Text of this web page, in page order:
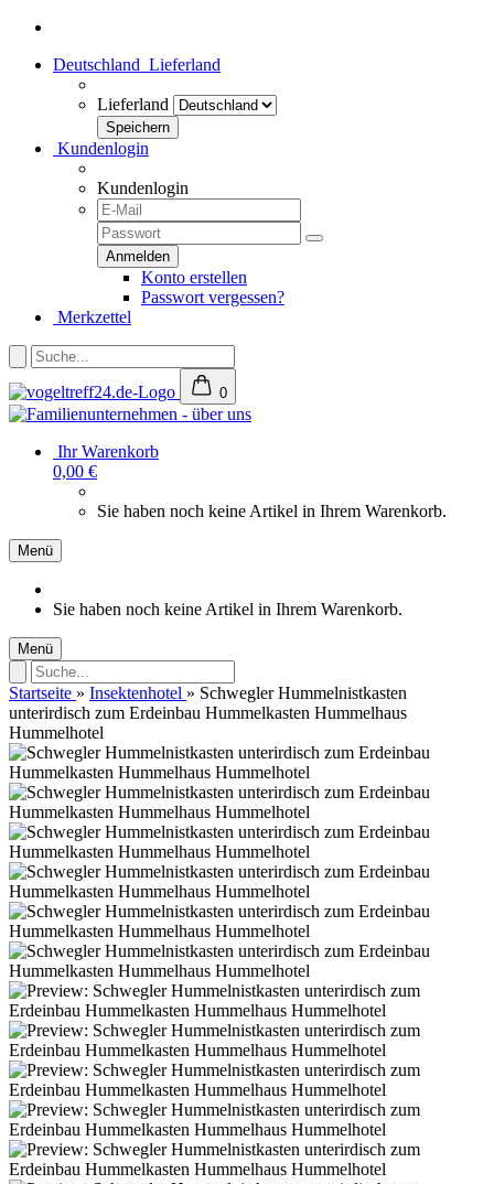
Deutschland Lieferland
Lieferland
Kundenlogin
Kundenlogin
Konto erstellen
Passwort vergessen?
Merkzettel
0
Ihr Warenkorb
0,00 €
Sie haben noch keine Artikel in Ihrem Warenkorb.
Menü
Sie haben noch keine Artikel in Ihrem Warenkorb.
Menü
Startseite » Insektenhotel » Schwegler Hummelnistkasten
unterirdisch zum Erdeinbau Hummelkasten Hummelhaus
Hummelhotel